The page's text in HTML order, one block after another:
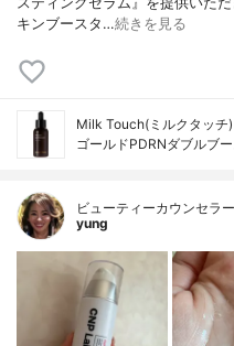
キンブースタ…続きを見る
Milk Touch(ミルクタッチ)
ゴールドPDRNダブルブ
ビューティーカウンセ
yung